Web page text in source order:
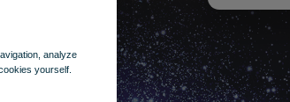
analyze
yourself.